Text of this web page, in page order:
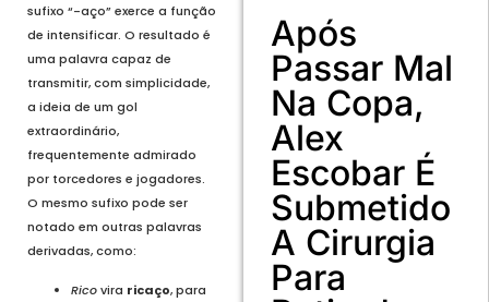
sufixo “-aço” exerce a função
de intensificar. O resultado é
uma palavra capaz de
transmitir, com simplicidade,
a ideia de um gol
extraordinário,
frequentemente admirado
por torcedores e jogadores.
O mesmo sufixo pode ser
notado em outras palavras
derivadas, como:
Ricovira ricaço, para
Após
Passar Mal
Na Copa,
Alex
Escobar É
Submetido
A Cirurgia
Para